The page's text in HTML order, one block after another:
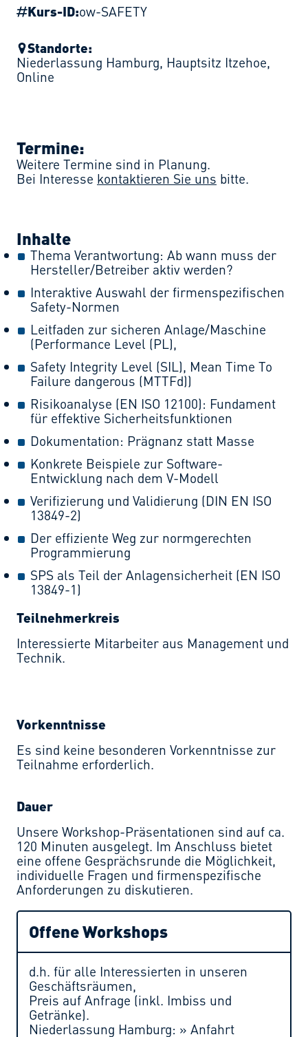
Kurs-ID:ow-SAFETY
Standorte:
Niederlassung Hamburg, Hauptsitz Itzehoe,
Online
Inhalte
Thema Verantwortung: Ab wann muss der
Hersteller/Betreiber aktiv werden?
Interaktive Auswahl der firmenspezifischen
Safety-Normen
Leitfaden zur sicheren Anlage/Maschine
(Performance Level (PL),
Safety Integrity Level (SIL), Mean Time To
Failure dangerous (MTTFd))
Risikoanalyse (EN ISO 12100): Fundament
für effektive Sicherheitsfunktionen
Dokumentation: Prägnanz statt Masse
Konkrete Beispiele zur Software-
Entwicklung nach dem V-Modell
Verifizierung und Validierung (DIN EN ISO
13849-2)
Der effiziente Weg zur normgerechten
Programmierung
SPS als Teil der Anlagensicherheit (EN ISO
13849-1)
Teilnehmerkreis
Interessierte Mitarbeiter aus Management und
Technik.
Vorkenntnisse
Es sind keine besonderen Vorkenntnisse zur
Teilnahme erforderlich.
Dauer
Unsere Workshop-Präsentationen sind auf ca.
120 Minuten ausgelegt. Im Anschluss bietet
eine offene Gesprächsrunde die Möglichkeit,
individuelle Fragen und firmenspezifische
Anforderungen zu diskutieren.
Offene Workshops
d.h. für alle Interessierten in unseren
Geschäftsräumen,
Preis auf Anfrage (inkl. Imbiss und
Getränke).
Niederlassung Hamburg: » Anfahrt
Termine:
Weitere Termine sind in Planung.
Bei Interesse kontaktieren Sie uns bitte.